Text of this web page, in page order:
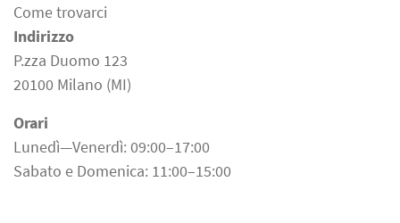
Come trovarci
Indirizzo
P.zza Duomo 123
20100 Milano (MI)
Orari
Lunedì—Venerdì: 09:00–17:00
Sabato e Domenica: 11:00–15:00